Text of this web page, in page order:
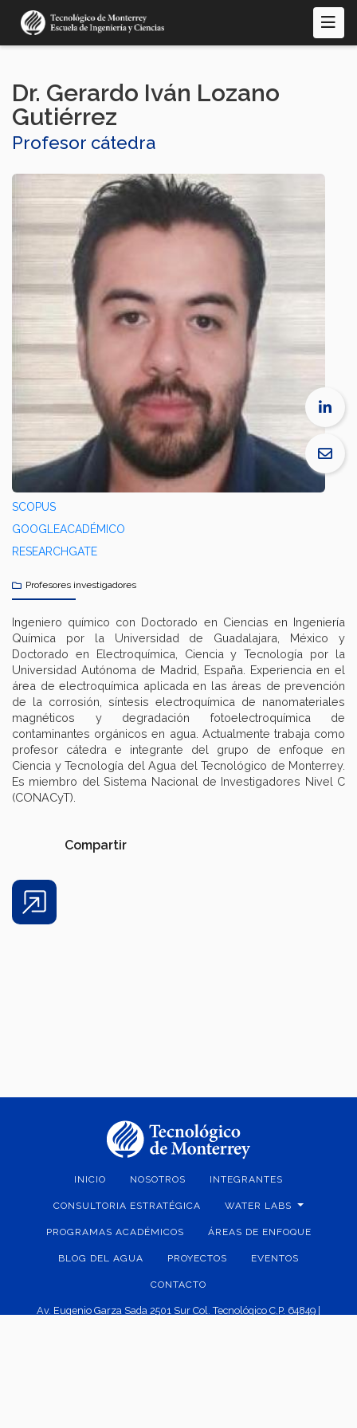
Pasar
contenido
Dr. Gerardo Iván Lozano
Gutiérrez
Profesor cátedra
SCOPUS
GOOGLEACADÉMICO
RESEARCHGATE
Profesores investigadores
Ingeniero químico con Doctorado en Ciencias en Ingeniería
Química por la Universidad de Guadalajara, México y
Doctorado en Electroquímica, Ciencia y Tecnología por la
Universidad Autónoma de Madrid, España. Experiencia en el
área de electroquímica aplicada en las áreas de prevención
de la corrosión, síntesis electroquímica de nanomateriales
magnéticos y degradación fotoelectroquímica de
contaminantes orgánicos en agua. Actualmente trabaja como
profesor cátedra e integrante del grupo de enfoque en
Ciencia y Tecnología del Agua del Tecnológico de Monterrey.
Es miembro del Sistema Nacional de Investigadores Nivel C
(CONACyT).
Share
Compartir
INICIO NOSOTROS INTEGRANTES
CONSULTORIA ESTRATÉGICA WATER LABS
PROGRAMAS ACADÉMICOS ÁREAS DE ENFOQUE
BLOG DEL AGUA PROYECTOS EVENTOS
CONTACTO
Av. Eugenio Garza Sada 2501 Sur Col. Tecnológico C.P. 64849 |